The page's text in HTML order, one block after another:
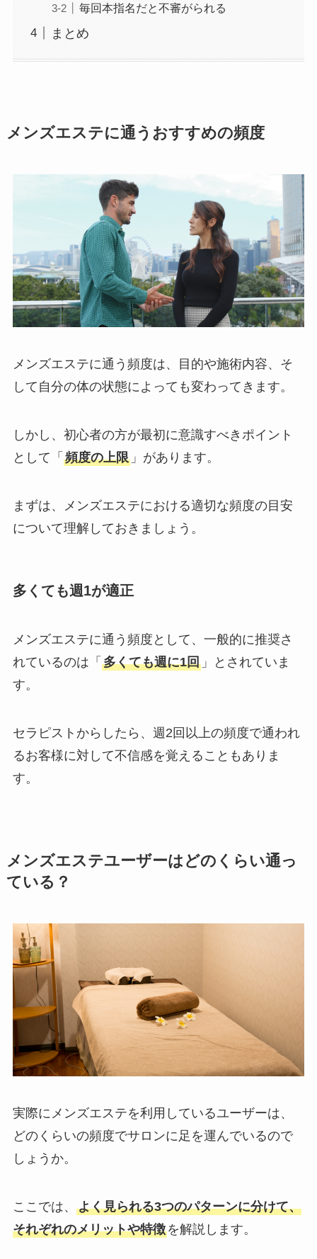
毎回本指名だと不審がられる
まとめ
メンズエステに通うおすすめの頻度
メンズエステに通う頻度は、目的や施術内容、そ
して自分の体の状態によっても変わってきます。
しかし、初心者の方が最初に意識すべきポイント
として「 頻度の上限」があります。
まずは、メンズエステにおける適切な頻度の目安
について理解しておきましょう。
多くても週1が適正
メンズエステに通う頻度として、一般的に推奨さ
れているのは「 多くても週に1回」とされていま
す。
セラピストからしたら、週2回以上の頻度で通われ
るお客様に対して不信感を覚えることもありま
す。
メンズエステユーザーはどのくらい通っ
ている？
実際にメンズエステを利用しているユーザーは、
どのくらいの頻度でサロンに足を運んでいるので
しょうか。
ここでは、 よく見られる3つのパターンに分けて、
それぞれのメリットや特徴を解説します。